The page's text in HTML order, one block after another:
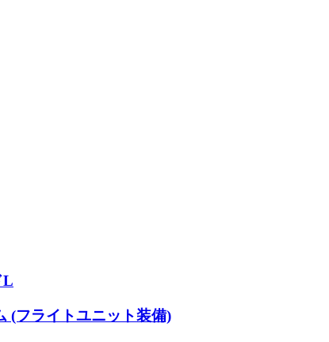
L
(フライトユニット装備)